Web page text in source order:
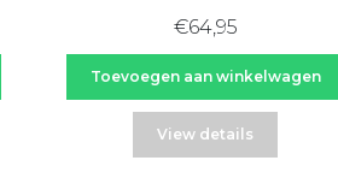
€64,95
Toevoegen aan winkelwagen
View details